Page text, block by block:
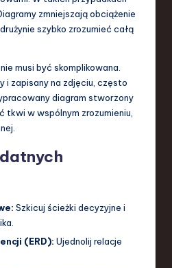
zmniejszają obciążenie
szybko zrozumieć całą
musi być skomplikowana.
i zapisany na zdjęciu, często
diagram stworzony
tkwi w wspólnym zrozumieniu,
Szkicuj ścieżki decyzyjne i
(ERD): Ujednolij relacje